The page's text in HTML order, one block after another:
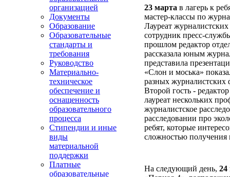
организацией
Документы
Образование
Образовательные
стандарты и
требования
Руководство
Материально-
техническое
обеспечение и
оснащенность
образовательного
процесса
Стипендии и иные
виды
материальной
поддержки
Платные
образовательные
23 марта в лагерь к
мастер-классы по
Лауреат
сотрудник пресс-
прошлом редактор
рассказала юным
представила
«Слон и моська»
разных журналистских
Второй гость -
лауреат нескольких
журналистское
расследовании про
ребят, которые
сложностью получения
На следующий день, 24